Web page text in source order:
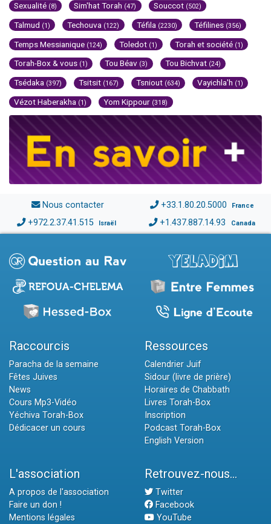
Sexualité (8) Sim'hat Torah (47) Souccot (502)
Talmud (1) Techouva (122) Téfila (2230) Téfilines (356)
Temps Messianique (124) Toledot (1) Torah et société (1)
Torah-Box & vous (1) Tou Béav (3) Tou Bichvat (24)
Tsédaka (397) Tsitsit (167) Tsniout (634) Vayichla'h (1)
Vézot Haberakha (1) Yom Kippour (318)
Nous contacter +33.1.80.20.5000 France
+972.2.37.41.515 Israël +1.437.887.14.93 Canada
Raccourcis
Paracha de la semaine
Fêtes Juives
News
Cours Mp3-Vidéo
Yéchiva Torah-Box
Dédicacer un cours
Ressources
Calendrier Juif
Sidour (livre de prière)
Horaires de Chabbath
Livres Torah-Box
Inscription
Podcast Torah-Box
English Version
L'association
A propos de l'association
Faire un don !
Mentions légales
Retrouvez-nous...
Twitter
Facebook
YouTube